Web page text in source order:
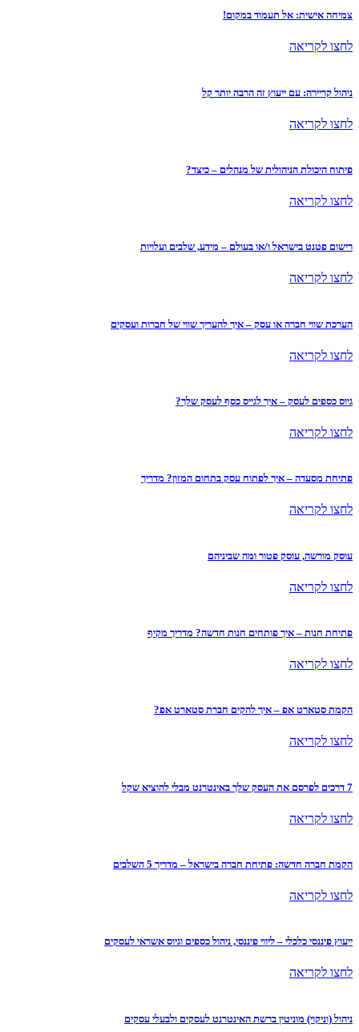
צמיחה אישית: אל תעמוד במקום!
לחצו לקריאה
ניהול קריירה: עם ייעוץ זה הרבה יותר קל
לחצו לקריאה
פיתוח היכולת הניהולית של מנהלים – כיצד?
לחצו לקריאה
רישום פטנט בישראל ו/או בעולם – מידע, שלבים ועלויות
לחצו לקריאה
הערכת שווי חברה או עסק – איך להעריך שווי של חברות ועסקים
לחצו לקריאה
גיוס כספים לעסק – איך לגייס כסף לעסק שלך?
לחצו לקריאה
פתיחת מסעדה – איך לפתוח עסק בתחום המזון? מדריך
לחצו לקריאה
עוסק מורשה, עוסק פטור ומה שביניהם
לחצו לקריאה
פתיחת חנות – איך פותחים חנות חדשה? מדריך מקיף
לחצו לקריאה
הקמת סטארט אפ – איך להקים חברת סטארט אפ?
לחצו לקריאה
7 דרכים לפרסם את העסק שלך באינטרנט מבלי להוציא שקל
לחצו לקריאה
הקמת חברה חדשה: פתיחת חברה בישראל – מדריך 5 השלבים
לחצו לקריאה
ייעוץ פיננסי כלכלי – ליווי פיננסי, ניהול כספים וגיוס אשראי לעסקים
לחצו לקריאה
ניהול (וניקוי) מוניטין ברשת האינטרנט לעסקים ולבעלי עסקים